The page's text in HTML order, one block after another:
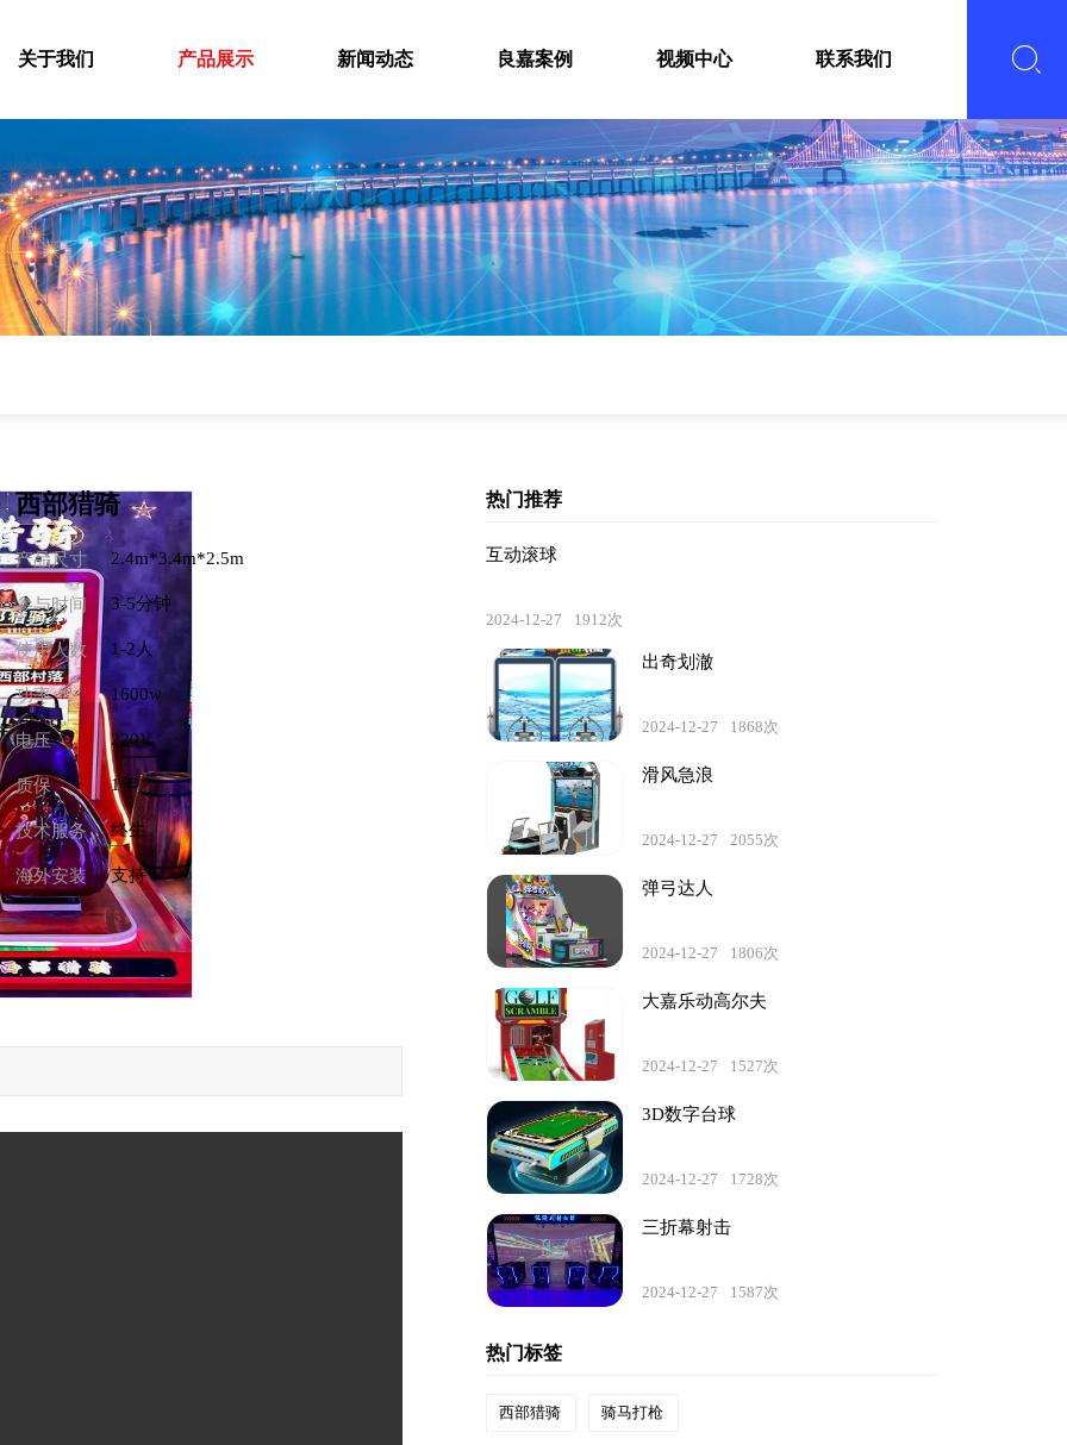
关于我们 产品展示 新闻动态 良嘉案例 视频中心 联系我们
西部猎骑
产品尺寸 2.4m*3.4m*2.5m
参与时间 3-5分钟
使用人数 1-2人
功率 1600w
电压 220V
质保 1年
技术服务 终生
海外安装 支持
热门推荐
互动滚球
2024-12-27 1912次
出奇划澈
2024-12-27 1868次
滑风急浪
2024-12-27 2055次
弹弓达人
2024-12-27 1806次
大嘉乐动高尔夫
2024-12-27 1527次
3D数字台球
2024-12-27 1728次
三折幕射击
2024-12-27 1587次
热门标签
西部猎骑 骑马打枪